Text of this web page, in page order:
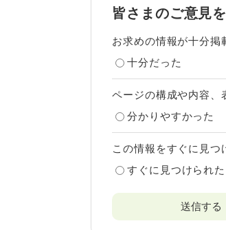
皆さまのご意見
お求めの情報が十分掲
十分だった
ページの構成や内容、
分かりやすかった
この情報をすぐに見つ
すぐに見つけられた